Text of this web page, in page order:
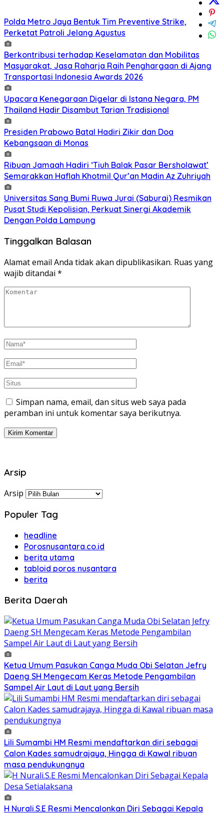
Polda Metro Jaya Bentuk Tim Preventive Strike,
Perketat Patroli Jelang Agustus
Berkontribusi terhadap Keselamatan dan Mobilitas
Masyarakat, Jasa Raharja Raih Penghargaan di Ajang
Transportasi Indonesia Awards 2026
Upacara Kenegaraan Digelar di Istana Negara, PM
Thailand Hadir Disambut Tarian Tradisional
Presiden Prabowo Batal Hadiri Zikir dan Doa
Kebangsaan di Monas
Ribuan Jamaah Hadiri ‘Tiuh Balak Pasar Bersholawat’
Semarakkan Haflah Khotmil Qur’an Madin Az Zuhriyah
Universitas Sang Bumi Ruwa Jurai (Saburai) Resmikan
Pusat Studi Kepolisian, Perkuat Sinergi Akademik
Dengan Polda Lampung
Tinggalkan Balasan
Alamat email Anda tidak akan dipublikasikan. Ruas yang
wajib ditandai *
Simpan nama, email, dan situs web saya pada
peramban ini untuk komentar saya berikutnya.
Arsip
Arsip
Populer Tag
headline
Porosnusantara.co.id
berita utama
tabloid poros nusantara
berita
Berita Daerah
Ketua Umum Pasukan Canga Muda Obi Selatan Jefry
Daeng SH Mengecam Keras Metode Pengambilan
Sampel Air Laut di Laut yang Bersih
Lili Sumambi HM Resmi mendaftarkan diri sebagai
Calon Kades samudrajaya, Hingga di Kawal ribuan
masa pendukungnya
H Nurali.S.E Resmi Mencalonkan Diri Sebagai Kepala